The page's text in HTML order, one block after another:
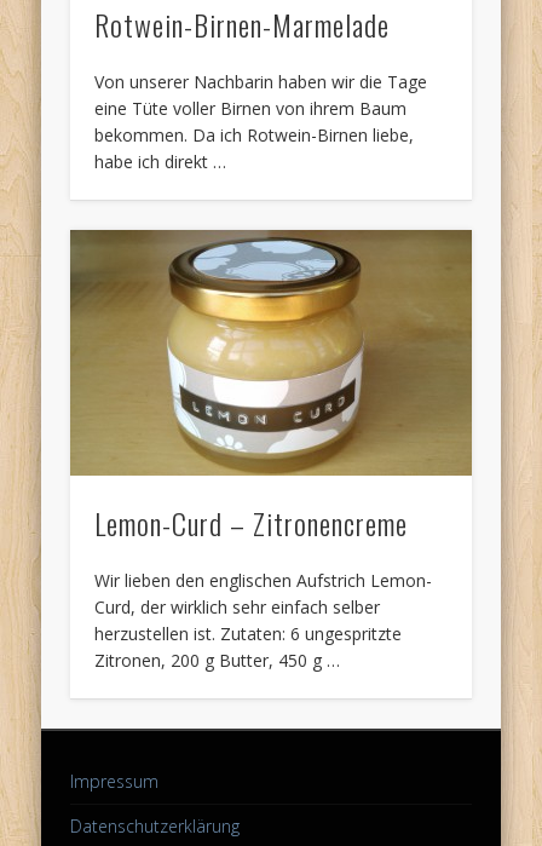
Rotwein-Birnen-Marmelade
Von unserer Nachbarin haben wir die Tage
eine Tüte voller Birnen von ihrem Baum
bekommen. Da ich Rotwein-Birnen liebe,
habe ich direkt …
Lemon-Curd – Zitronencreme
Wir lieben den englischen Aufstrich Lemon-
Curd, der wirklich sehr einfach selber
herzustellen ist. Zutaten: 6 ungespritzte
Zitronen, 200 g Butter, 450 g …
Impressum
Datenschutzerklärung